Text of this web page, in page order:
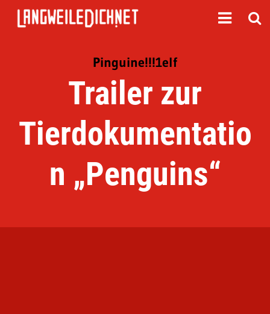
Pinguine!!!1elf
Trailer zur
Tierdokumentatio
n „Penguins“